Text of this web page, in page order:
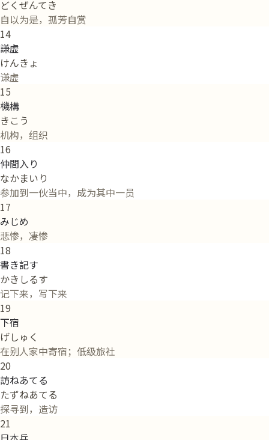
どくぜんてき
自以为是，孤芳自赏
14
謙虚
けんきょ
谦虚
15
機構
きこう
机构，组织
16
仲間入り
なかまいり
参加到一伙当中，成为其中一员
17
みじめ
悲惨，凄惨
18
書き記す
かきしるす
记下来，写下来
19
下宿
げしゅく
在别人家中寄宿；低级旅社
20
訪ねあてる
たずねあてる
探寻到，造访
21